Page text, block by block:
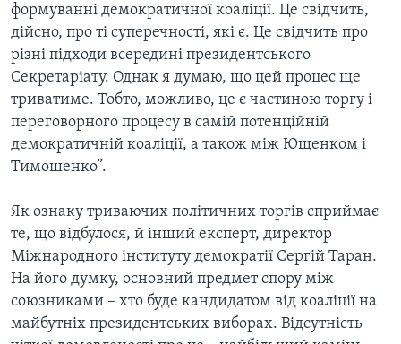
формуванні демократичної коаліції. Це свідчить,
дійсно, про ті суперечності, які є. Це свідчить про
різні підходи всередині президентського
Секретаріату. Однак я думаю, що цей процес ще
триватиме. Тобто, можливо, це є частиною торгу і
переговорного процесу в самій потенційній
демократичній коаліції, а також між Ющенком і
Тимошенко”.
Як ознаку триваючих політичних торгів сприймає
те, що відбулося, й інший експерт, директор
Міжнародного інституту демократії Сергій Таран.
На його думку, основний предмет спору між
союзниками – хто буде кандидатом від коаліції на
майбутніх президентських виборах. Відсутність